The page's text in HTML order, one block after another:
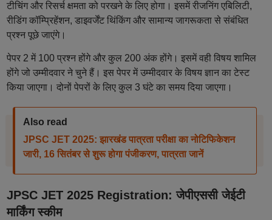
टीचिंग और रिसर्च क्षमता को परखने के लिए होगा। इसमें रीजनिंग एबिलिटी,
रीडिंग कॉम्प्रिहेंशन, डाइवर्जेंट थिंकिंग और सामान्य जागरूकता से संबंधित
प्रश्न पूछे जाएंगे।
पेपर 2 में 100 प्रश्न होंगे और कुल 200 अंक होंगे। इसमें वही विषय शामिल
होंगे जो उम्मीदवार ने चुने हैं। इस पेपर में उम्मीदवार के विषय ज्ञान का टेस्ट
किया जाएगा। दोनों पेपरों के लिए कुल 3 घंटे का समय दिया जाएगा।
Also read
JPSC JET 2025: झारखंड पात्रता परीक्षा का नोटिफिकेशन
जारी, 16 सितंबर से शुरू होगा पंजीकरण, पात्रता जानें
JPSC JET 2025 Registration: जेपीएससी जेईटी
मार्किंग स्कीम